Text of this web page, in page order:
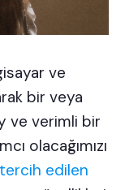
ve
bir veya
ve verimli bir
olacağımızı
edilen